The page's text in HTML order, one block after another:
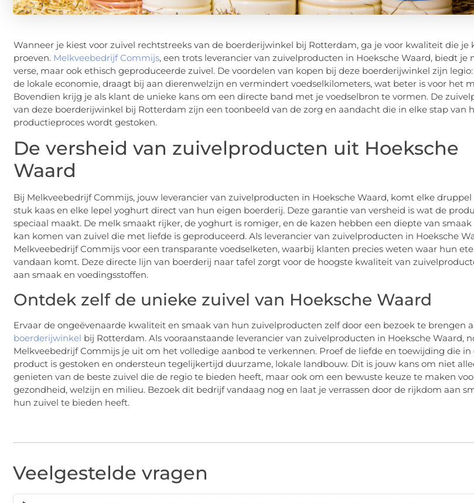
Wanneer je kiest voor zuivel rechtstreeks van de boerderijwinkel bij Rotterdam, ga je voor kwaliteit die je
proeven. Melkveebedrijf Commijs, een trots leverancier van zuivelproducten in Hoeksche Waard, biedt je
verse, maar ook ethisch geproduceerde zuivel. De voordelen van kopen bij deze boerderijwinkel zijn
de lokale economie, draagt bij aan dierenwelzijn en vermindert voedselkilometers, wat beter is voor het
Bovendien krijg je als klant de unieke kans om een directe band met je voedselbron te vormen. De
van deze boerderijwinkel bij Rotterdam zijn een toonbeeld van de zorg en aandacht die in elke stap van
productieproces wordt gestoken.
De versheid van zuivelproducten uit Hoeksche
Waard
Bij Melkveebedrijf Commijs, jouw leverancier van zuivelproducten in Hoeksche Waard, komt elke
stuk kaas en elke lepel yoghurt direct van hun eigen boerderij. Deze garantie van versheid is wat de
speciaal maakt. De melk smaakt rijker, de yoghurt is romiger, en de kazen hebben een diepte van smaak
kan komen van zuivel die met liefde is geproduceerd. Als leverancier van zuivelproducten in Hoeksche
Melkveebedrijf Commijs voor een transparante voedselketen, waarbij klanten precies weten waar hun
vandaan komt. Deze directe lijn van boerderij naar tafel zorgt voor de hoogste kwaliteit van
aan smaak en voedingsstoffen.
Ontdek zelf de unieke zuivel van Hoeksche Waard
Ervaar de ongeëvenaarde kwaliteit en smaak van hun zuivelproducten zelf door een bezoek te brengen
boerderijwinkel bij Rotterdam. Als vooraanstaande leverancier van zuivelproducten in Hoeksche Waard,
Melkveebedrijf Commijs je uit om het volledige aanbod te verkennen. Proef de liefde en toewijding die in
product is gestoken en ondersteun tegelijkertijd duurzame, lokale landbouw. Dit is jouw kans om niet
genieten van de beste zuivel die de regio te bieden heeft, maar ook om een bewuste keuze te maken
gezondheid, welzijn en milieu. Bezoek dit bedrijf vandaag nog en laat je verrassen door de rijkdom aan
hun zuivel te bieden heeft.
Veelgestelde vragen